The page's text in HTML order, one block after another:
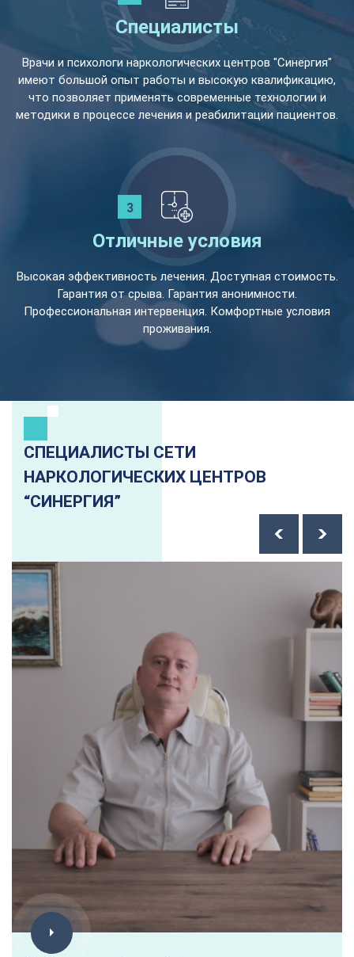
Специалисты
Врачи и психологи наркологических центров "Синергия"
имеют большой опыт работы и высокую квалификацию,
что позволяет применять современные технологии и
методики в процессе лечения и реабилитации пациентов.
Отличные условия
Высокая эффективность лечения. Доступная стоимость.
Гарантия от срыва. Гарантия анонимности.
Профессиональная интервенция. Комфортные условия
проживания.
СПЕЦИАЛИСТЫ СЕТИ
НАРКОЛОГИЧЕСКИХ ЦЕНТРОВ
“СИНЕРГИЯ”